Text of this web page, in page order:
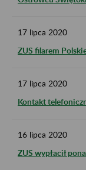
17 lipca 2020
ZUS filarem
17 lipca 2020
Kontakt
16 lipca 2020
ZUS wypłacił